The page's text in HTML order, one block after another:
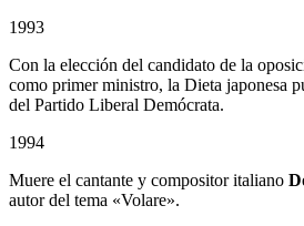
1993
Con la elección del candidato de la
como primer ministro, la Dieta japonesa
del Partido Liberal Demócrata.
1994
Muere el cantante y compositor italiano
autor del tema «Volare».